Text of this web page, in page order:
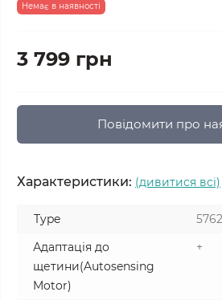
Немає в наявності
3 799 грн
Повідомити про
Характеристики: (дивитися всі)
Type
5762
Адаптація до
щетини(Autosensing
Motor)
+